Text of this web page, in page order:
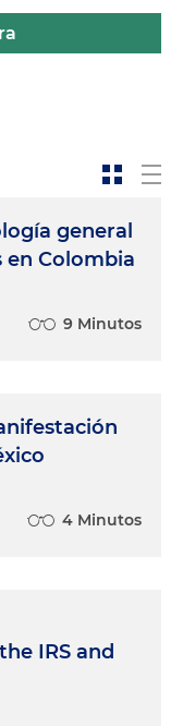
general
en Colombia
9 Minutos
4 Minutos
IRS and